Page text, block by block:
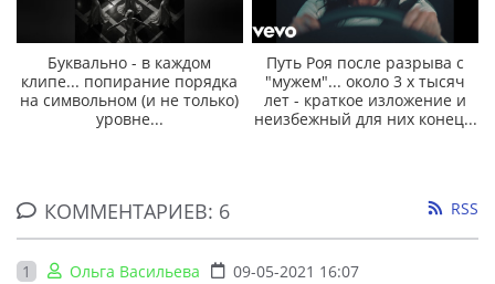
Буквально - в каждом
клипе... попирание порядка
на символьном (и не только)
уровне...
Путь Роя после разрыва с
"мужем"... около 3 х тысяч
лет - краткое изложение и
неизбежный для них конец...
КОММЕНТАРИЕВ: 6 RSS
1 Ольга Васильева 09-05-2021 16:07